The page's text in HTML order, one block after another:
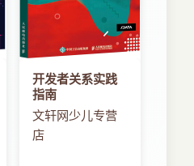
开发者关系实践
指南
文轩网少儿专营
店